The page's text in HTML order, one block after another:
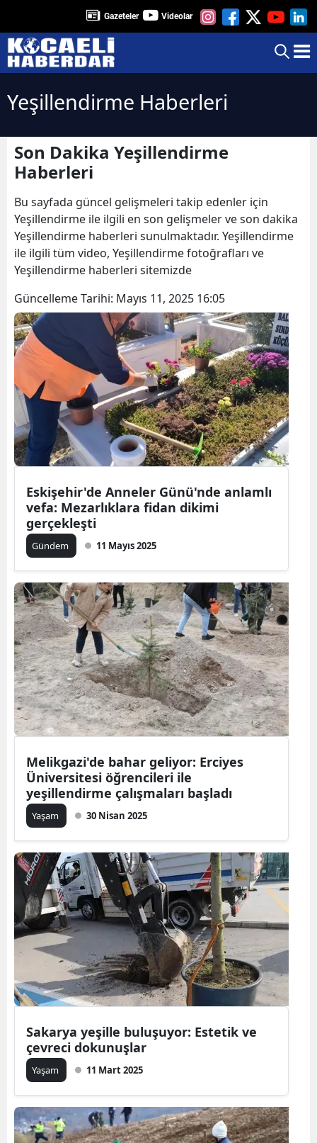
Gazeteler Videolar
Yeşillendirme Haberleri
Son Dakika Yeşillendirme
Haberleri
Bu sayfada güncel gelişmeleri takip edenler için
Yeşillendirme ile ilgili en son gelişmeler ve son dakika
Yeşillendirme haberleri sunulmaktadır. Yeşillendirme
ile ilgili tüm video, Yeşillendirme fotoğrafları ve
Yeşillendirme haberleri sitemizde
Güncelleme Tarihi: Mayıs 11, 2025 16:05
Eskişehir'de Anneler Günü'nde anlamlı
vefa: Mezarlıklara fidan dikimi
gerçekleşti
Gündem 11 Mayıs 2025
Melikgazi'de bahar geliyor: Erciyes
Üniversitesi öğrencileri ile
yeşillendirme çalışmaları başladı
Yaşam 30 Nisan 2025
Sakarya yeşille buluşuyor: Estetik ve
çevreci dokunuşlar
Yaşam 11 Mart 2025